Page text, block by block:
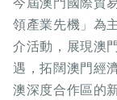
領產業先機」為
介活動，展現澳
遇，拓闊澳門經
澳深度合作區的